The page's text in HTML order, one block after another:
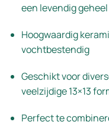
een levendig geheel
Hoogwaardig
vochtbestendig
Geschikt voor
veelzijdige 13×13
Perfect te